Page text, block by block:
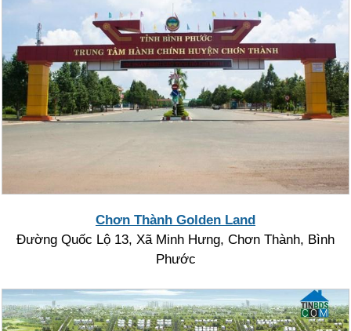
Chơn Thành Golden Land
Đường Quốc Lộ 13, Xã Minh Hưng, Chơn Thành, Bình
Phước